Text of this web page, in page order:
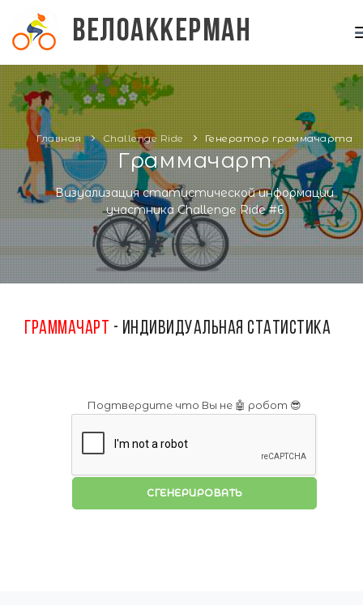
ВЕЛОАККЕРМАН
ГЛАВНАЯ
CHALLENGE
ФОРУМ
ВЕЛОЗАЕЗДЫ
ЧАТ
RIDE
Главная Challenge Ride Генератор граммачарта
Граммачарт
Визуализация статистической информации
участника Challenge Ride #6
Граммачарт - Индивидуальная статистика
Подтвердите что Вы не 🤖 робот 😎
СГЕНЕРИРОВАТЬ